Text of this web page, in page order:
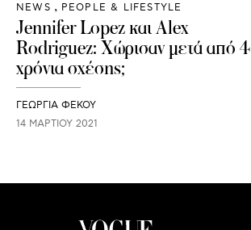
NEWS PEOPLE & LIFESTYLE
Jennifer Lopez και Alex
Rodriguez: Χώρισαν μετά από 4
χρόνια σχέσης;
ΓΕΩΡΓΙΑ ΦΕΚΟΥ
14 ΜΑΡΤΊΟΥ 2021